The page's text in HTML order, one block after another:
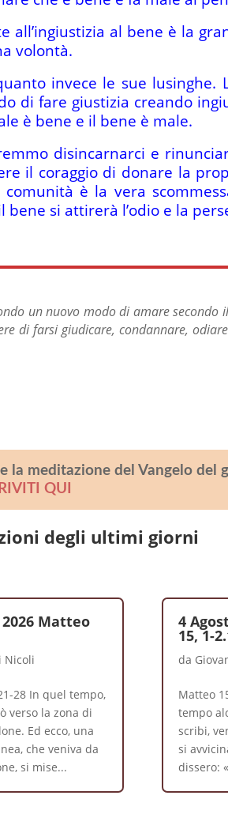
al bene è la
volontà.
invece le sue lusinghe.
di fare giustizia creando
è bene e il bene è male.
disincarnarci e
il coraggio di donare la
è la vera
si attirerà l’odio e la
un nuovo modo di amare secondo
di farsi giudicare, condannare,
la meditazione del Vangelo del
QUI
degli ultimi giorni
Matteo
Nicoli
28 In quel tempo,
verso la zona di
Ed ecco, una
che veniva da
si mise...
4
15, 1-
da
Matteo
tempo
scribi,
si
dissero: